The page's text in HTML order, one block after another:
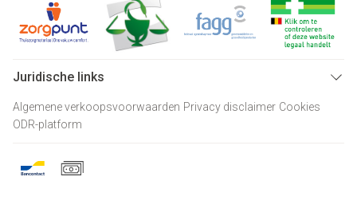
Juridische links
Algemene verkoopsvoorwaarden Privacy disclaimer Cookies
ODR-platform